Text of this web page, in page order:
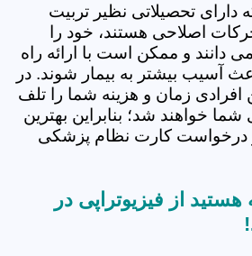
دارای تحصیلاتی نظیر تربیت
اصلاحی هستند، خود را
دانند و ممکن است با ارائه راه
آسیب بیشتر به بیمار شوند. در
افرادی زمان و هزینه شما را تلف
خواهند شد؛ بنابراین بهترین
درخواست کارت نظام پزشکی
از فیزیوتراپی در